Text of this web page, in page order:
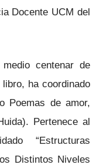
Docente UCM del
centenar de
ha coordinado
Poemas de amor,
Pertenece al
“Estructuras
Distintos Niveles